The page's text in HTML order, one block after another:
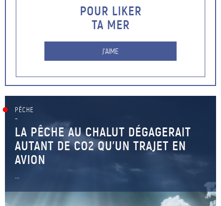
POUR LIKER
TA MER
J'AIME
PÊCHE
–
LA PÊCHE AU CHALUT DÉGAGERAIT
AUTANT DE CO2 QU’UN TRAJET EN
AVION
...